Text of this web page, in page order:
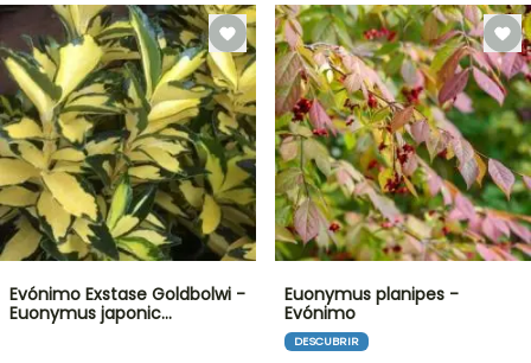
Evónimo Exstase Goldbolwi -
Euonymus japonic…
Euonymus planipes -
Evónimo
DESCUBRIR